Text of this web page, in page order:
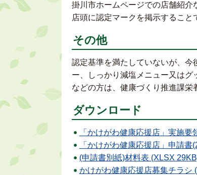
掛川市ホームページでの店舗紹介
店頭に認定マークを掲示すること
その他
認定基準を満たしていないが、今
ー、しっかり減塩メニュー又は
などの方は、健康づくり推進課栄
ダウンロード
「かけがわ健康応援店」実施
「かけがわ健康応援店」申請
(申請書別紙)材料表 (XLSX
かけがわ健康応援店募集チラシ